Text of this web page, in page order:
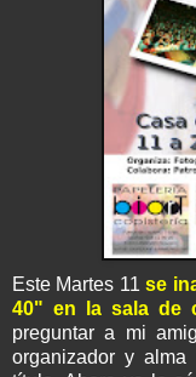
Este Martes 11se
40" en la sala de
preguntar a mi
organizador y